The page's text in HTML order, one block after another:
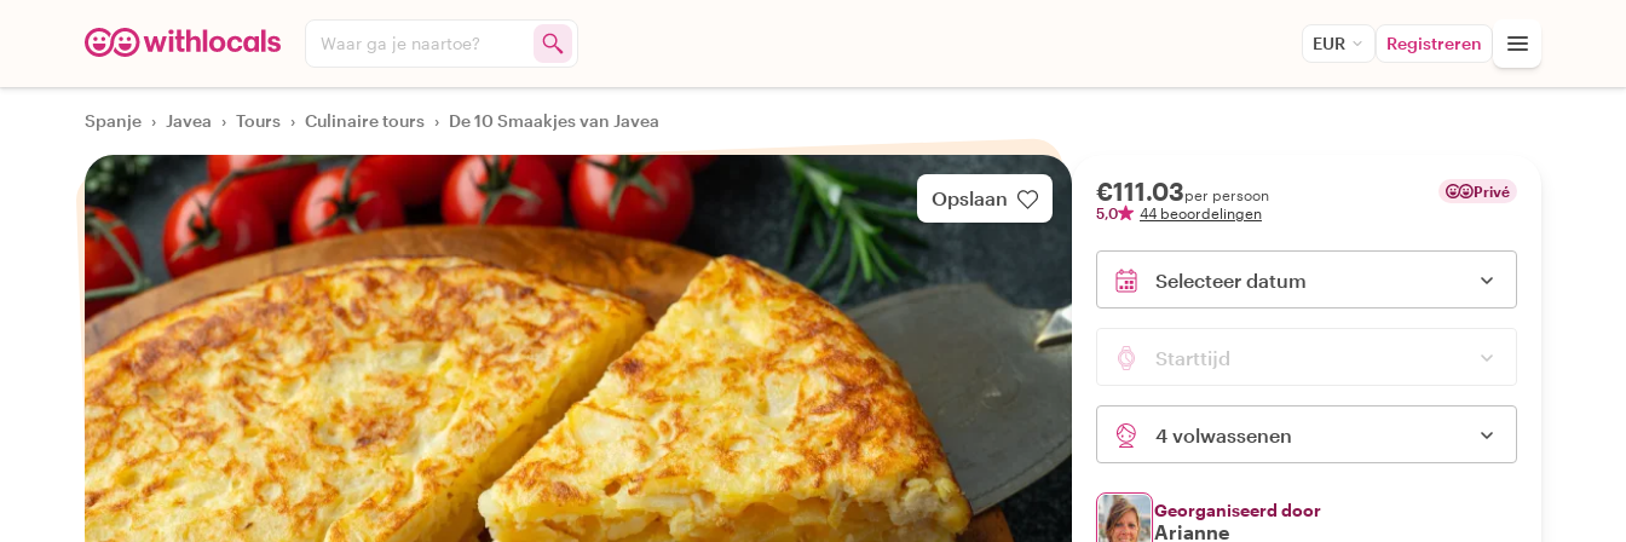
Waar ga je naartoe? EUR Registreren
Spanje › Javea › Tours › Culinaire tours › De 10 Smaakjes van Javea
Opslaan €111.03per persoon
5,0
44 beoordelingen
Privé
Selecteer datum
Starttijd
4 volwassenen
Georganiseerd door
Arianne